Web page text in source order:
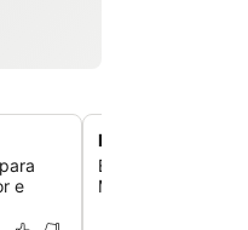
e
Localização
Explore o
Mayor, a praça